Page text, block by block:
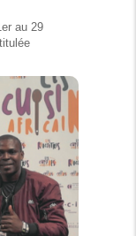
au 29